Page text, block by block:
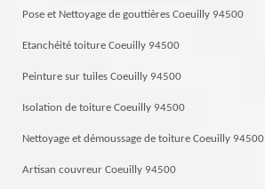
Pose et Nettoyage de gouttières Coeuilly 94500
Etanchéité toiture Coeuilly 94500
Peinture sur tuiles Coeuilly 94500
Isolation de toiture Coeuilly 94500
Nettoyage et démoussage de toiture Coeuilly 94500
Artisan couvreur Coeuilly 94500